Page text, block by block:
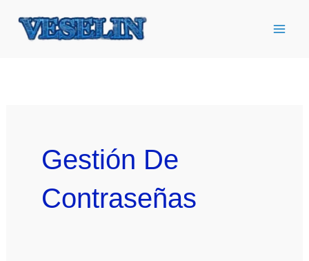
Gestión De
Contraseñas